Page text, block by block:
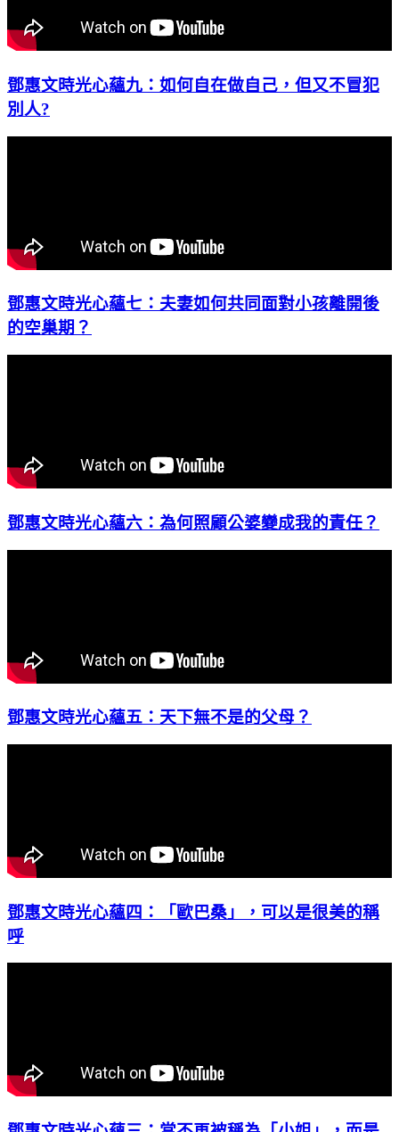
鄧惠文時光心蘊九：如何自在做自己，但又不冒犯
別人?
鄧惠文時光心蘊七：夫妻如何共同面對小孩離開後
的空巢期？
鄧惠文時光心蘊六：為何照顧公婆變成我的責任？
鄧惠文時光心蘊五：天下無不是的父母？
鄧惠文時光心蘊四：「歐巴桑」，可以是很美的稱
呼